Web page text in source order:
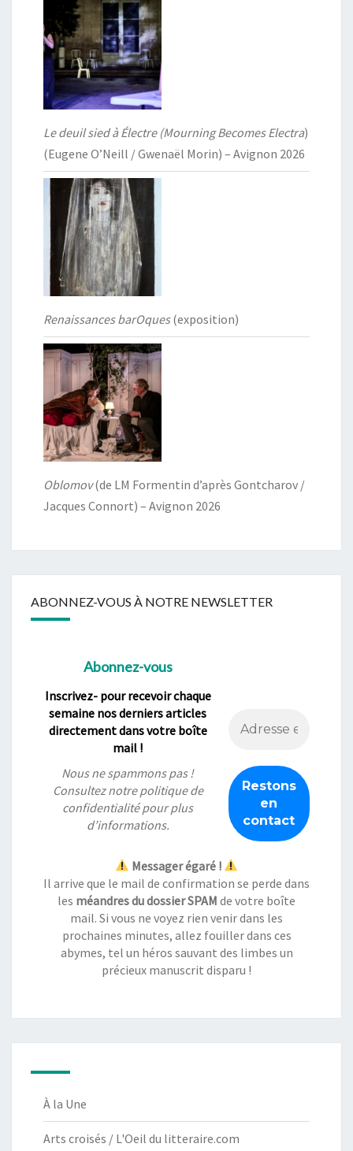
Le deuil sied à Électre (Mourning Becomes Electra)
(Eugene O’Neill / Gwenaël Morin) – Avignon 2026
Renaissances barOques(exposition)
Oblomov(de LM Formentin d’après Gontcharov /
Jacques Connort) – Avignon 2026
ABONNEZ-VOUS À NOTRE NEWSLETTER
Abonnez-vous
Inscrivez- pour recevoir chaque
semaine nos derniers articles
directement dans votre boîte
mail !
Nous ne spammons pas !
Consultez notrepolitique de
confidentialitépour plus
d’informations.
Messager égaré !
Il arrive que le mail de confirmation se perde dans
les méandres du dossier SPAM de votre boîte
mail. Si vous ne voyez rien venir dans les
prochaines minutes, allez fouiller dans ces
abymes, tel un héros sauvant des limbes un
précieux manuscrit disparu !
À la Une
Arts croisés / L'Oeil du litteraire.com